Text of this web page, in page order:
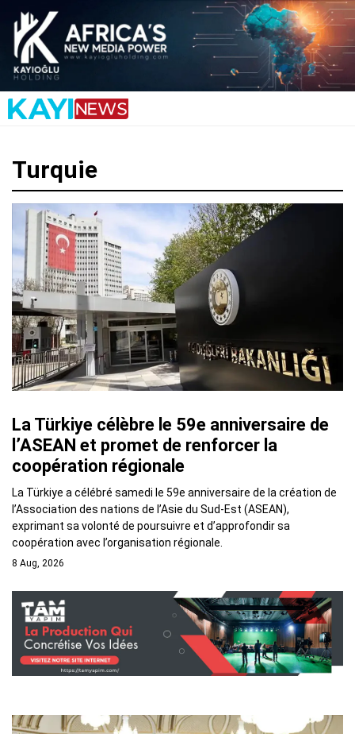
Turquie
La Türkiye célèbre le 59e anniversaire de
l’ASEAN et promet de renforcer la
coopération régionale
La Türkiye a célébré samedi le 59e anniversaire de la création de
l’Association des nations de l’Asie du Sud-Est (ASEAN),
exprimant sa volonté de poursuivre et d’approfondir sa
coopération avec l’organisation régionale.
8 Aug, 2026